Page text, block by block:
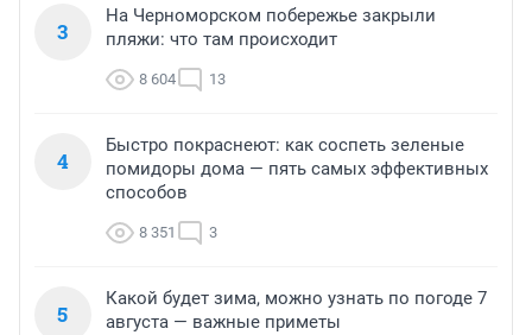
3
На Черноморском побережье закрыли
пляжи: что там происходит
8 604 13
4
Быстро покраснеют: как соспеть зеленые
помидоры дома — пять самых эффективных
способов
8 351 3
5
Какой будет зима, можно узнать по погоде 7
августа — важные приметы